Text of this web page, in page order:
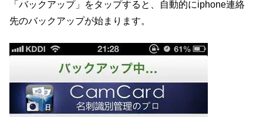
「バックアップ」をタップすると、自動的にiphone連絡
先のバックアップが始まります。